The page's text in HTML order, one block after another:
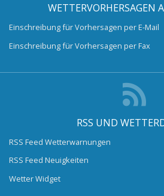
WETTERVORHERSAGEN
Einschreibung für Vorhersagen per E-Mail
Einschreibung für Vorhersagen per Fax
RSS UND
RSS Feed Wetterwarnungen
RSS Feed Neuigkeiten
Wetter Widget